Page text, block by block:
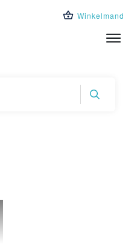
Winkelmand
Blog